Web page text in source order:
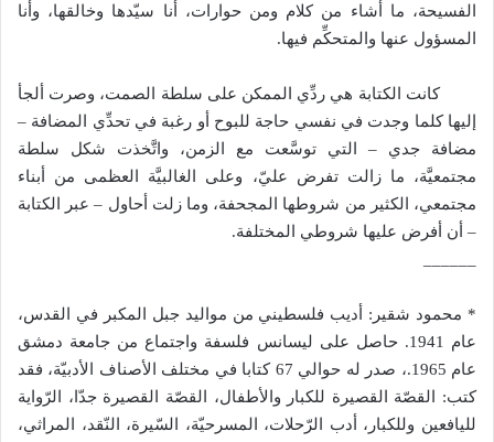
الفسيحة، ما أشاء من كلام ومن حوارات، أنا سيّدها وخالقها، وأنا
المسؤول عنها والمتحكِّم فيها.
كانت الكتابة هي ردِّي الممكن على سلطة الصمت، وصرت ألجأ
إليها كلما وجدت في نفسي حاجة للبوح أو رغبة في تحدِّي المضافة –
مضافة جدي – التي توسَّعت مع الزمن، واتَّخذت شكل سلطة
مجتمعيَّة، ما زالت تفرض عليّ، وعلى الغالبيَّة العظمى من أبناء
مجتمعي، الكثير من شروطها المجحفة، وما زلت أحاول – عبر الكتابة
– أن أفرض عليها شروطي المختلفة.
* محمود شقير: أديب فلسطيني من مواليد جبل المكبر في القدس،
عام 1941. حاصل على ليسانس فلسفة واجتماع من جامعة دمشق
عام 1965.، صدر له حوالي 67 كتابا في مختلف الأصناف الأدبيّة، فقد
كتب: القصّة القصيرة للكبار والأطفال، القصّة القصيرة جدّا، الرّواية
لليافعين وللكبار، أدب الرّحلات، المسرحيّة، السّيرة، النّقد، المراثي،